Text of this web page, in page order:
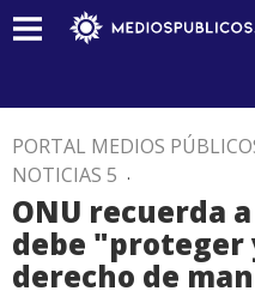
PORTAL MEDIOS
NOTICIAS 5 .
ONU recuerda
debe "proteger
derecho de